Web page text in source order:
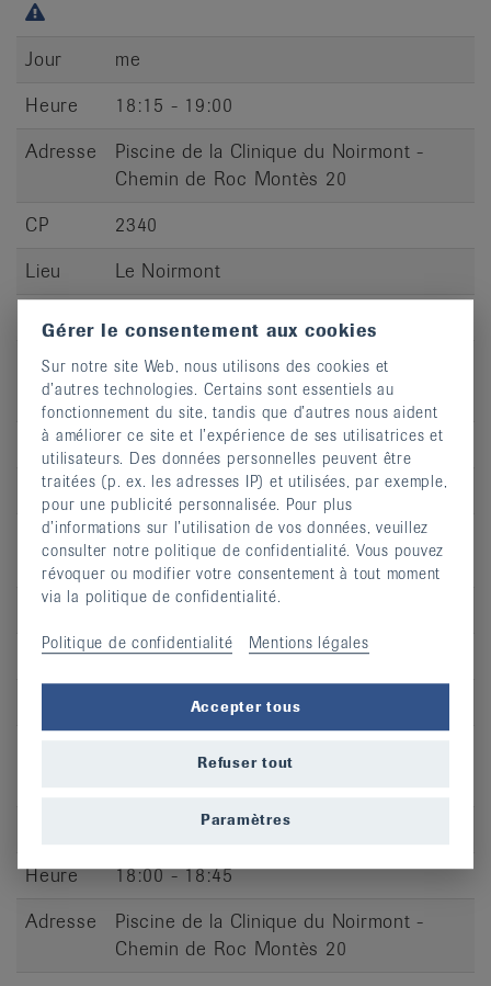
Jour
me
Heure
18:15 - 19:00
Adresse
Piscine de la Clinique du Noirmont -
Chemin de Roc Montès 20
CP
2340
Lieu
Le Noirmont
Jour
me
Heure
19:05 - 19:50
Adresse
Piscine de la Clinique du Noirmont -
Chemin de Roc Montès 20
CP
2340
Lieu
Le Noirmont
S’inscrire
Heure
18:00 - 18:45
Adresse
Piscine de la Clinique du Noirmont -
Chemin de Roc Montès 20
Gérer le consentement aux cookies
Sur notre site Web, nous utilisons des cookies et
d’autres technologies. Certains sont essentiels au
fonctionnement du site, tandis que d’autres nous aident
à améliorer ce site et l’expérience de ses utilisatrices et
utilisateurs. Des données personnelles peuvent être
traitées (p. ex. les adresses IP) et utilisées, par exemple,
pour une publicité personnalisée. Pour plus
d’informations sur l’utilisation de vos données, veuillez
consulter notre politique de confidentialité. Vous pouvez
révoquer ou modifier votre consentement à tout moment
via la politique de confidentialité.
Politique de confidentialité Mentions légales
Accepter tous
Refuser tout
Paramètres